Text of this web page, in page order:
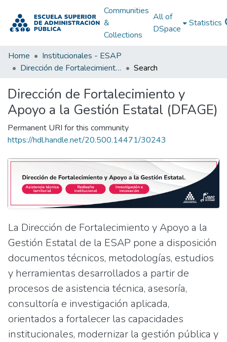
Communities
&
Collections
All of
DSpace
Statistics
Home
Institucionales - ESAP
Dirección de Fortalecimiento y Apoyo a la Gestión Estatal (DFAGE)
Search
Dirección de Fortalecimiento y
Apoyo a la Gestión Estatal (DFAGE)
Permanent URI for this community
https://hdl.handle.net/20.500.14471/30243
La Dirección de Fortalecimiento y Apoyo a la
Gestión Estatal de la ESAP pone a disposición
documentos técnicos, metodologías, estudios
y herramientas desarrollados a partir de
procesos de asistencia técnica, asesoría,
consultoría e investigación aplicada,
orientados a fortalecer las capacidades
institucionales, modernizar la gestión pública y